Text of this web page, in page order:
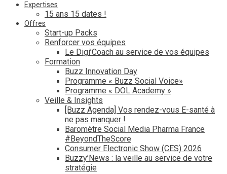
Expertises
15 ans 15 dates !
Offres
Start-up Packs
Renforcer vos équipes
Le Digi’Coach au service de vos équipes
Formation
Buzz Innovation Day
Programme « Buzz Social Voice»
Programme « DOL Academy »
Veille & Insights
[Buzz Agenda] Vos rendez-vous E-santé à
ne pas manquer !
Baromètre Social Media Pharma France
#BeyondTheScore
Consumer Electronic Show (CES) 2026
Buzzy’News : la veille au service de votre
stratégie